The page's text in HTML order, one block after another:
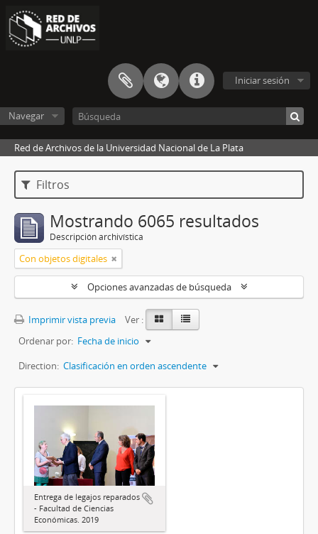
Iniciar sesión
Navegar
Red de Archivos de la Universidad Nacional de La Plata
Filtros
Mostrando 6065 resultados
Descripción archivística
Con objetos digitales
Opciones avanzadas de búsqueda
Imprimir vista previa
Ver :
Ordenar por: Fecha de inicio
Direction: Clasificación en orden ascendente
Entrega de legajos reparados
- Facultad de Ciencias
Económicas. 2019